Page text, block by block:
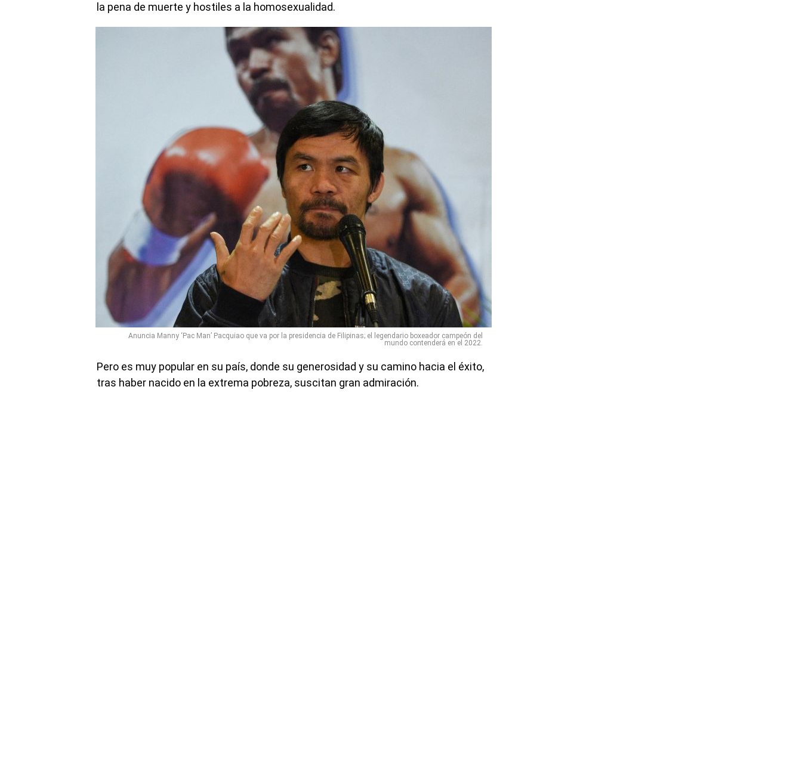
la pena de muerte y hostiles a la homosexualidad.
Anuncia Manny ‘Pac Man’ Pacquiao que va por la presidencia de Filipinas; el legendario boxeador campeón del
mundo contenderá en el 2022.
Pero es muy popular en su país, donde su generosidad y su camino hacia el éxito,
tras haber nacido en la extrema pobreza, suscitan gran admiración.